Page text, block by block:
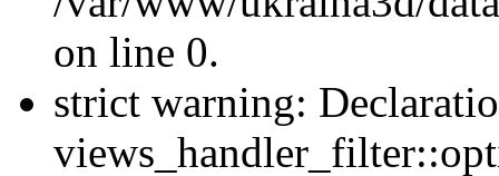
on line 0.
strict warning: